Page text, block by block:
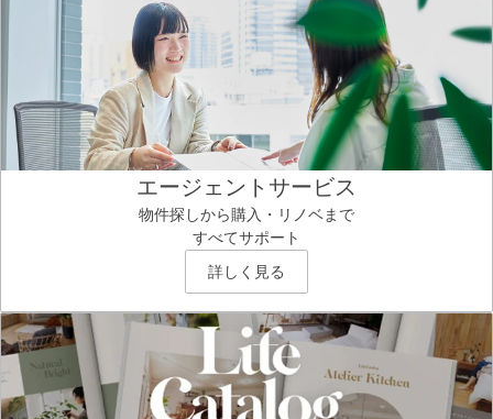
エージェントサービス
物件探しから購入・リノベまで
すべてサポート
詳しく見る